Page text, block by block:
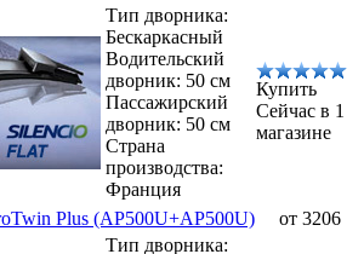
Тип дворника:
Бескаркасный
Водительский
дворник: 50 см
Пассажирский
дворник: 50 см
Страна
производства:
Франция
Купить
Сейчас в 1
магазине
Plus (AP500U+AP500U)
от 3206
Тип дворника: